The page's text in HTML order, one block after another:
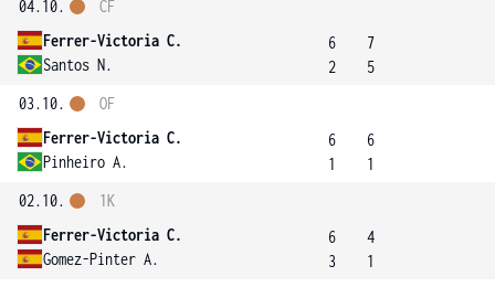
04.10.
Ferrer-Victoria C.
Santos N.
ČF
6
2
7
5
03.10.
Ferrer-Victoria C.
Pinheiro A.
OF
6
1
6
1
02.10.
Ferrer-Victoria C.
Gomez-Pinter A.
1K
6
3
4
1